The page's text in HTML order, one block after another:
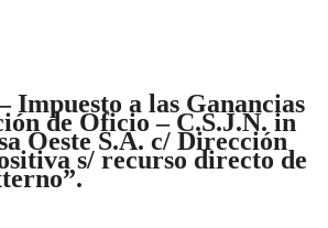
Impuesto a las Ganancias
de Oficio – C.S.J.N. in
Oeste S.A. c/ Dirección
s/ recurso directo de